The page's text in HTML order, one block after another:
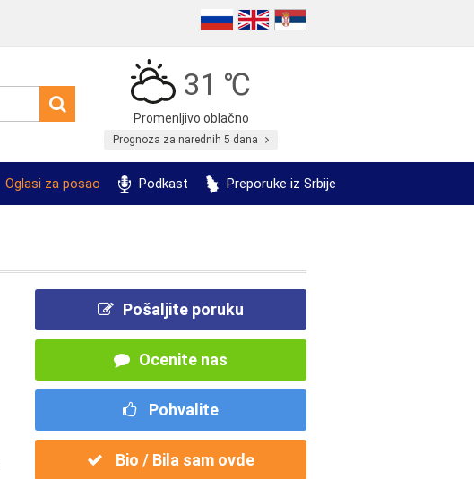
31 ℃
Promenljivo oblačno
Prognoza za narednih 5 dana
Oglasi za posao Podkast Preporuke iz Srbije
Pošaljite poruku
Ocenite nas
Pohvalite
Bio / Bila sam ovde